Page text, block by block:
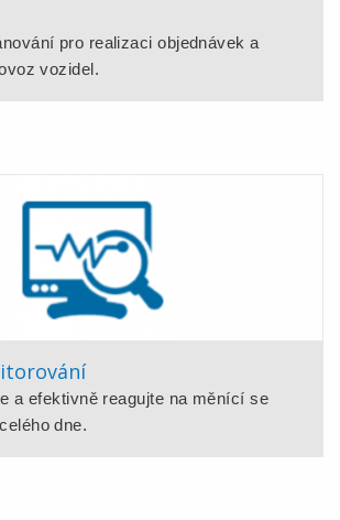
pro realizaci objednávek a
vozidel.
a efektivně reagujte na měnící se
dne.